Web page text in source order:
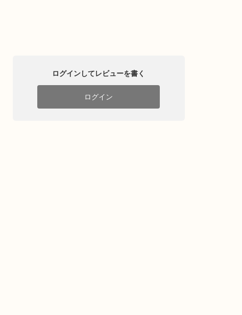
ログインしてレビューを書く
ログイン